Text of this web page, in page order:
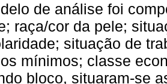
de análise foi
raça/cor da pele;
situação de
mínimos; classe
bloco, situaram-se